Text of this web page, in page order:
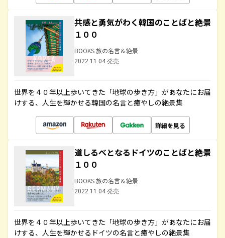
共感と勇気がわく韓国のことばと絶景
１００
BOOKS 旅の名言＆絶景
2022.11.04 発売
世界を４０年以上歩いてきた「地球の歩き方」があなたにお届
けする、人生を輝かせる韓国の名言と癒やしの絶景集
詳細を見る
道しるべとなるドイツのことばと絶景
１００
BOOKS 旅の名言＆絶景
2022.11.04 発売
世界を４０年以上歩いてきた「地球の歩き方」があなたにお届
けする、人生を輝かせるドイツの名言と癒やしの絶景集